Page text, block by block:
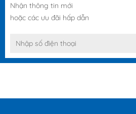
Nhận thông tin mới
hoặc các ưu đãi hấp dẫn